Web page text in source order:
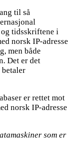
til så
og tidsskriftene i
norsk IP-adresse
men både
Det er det
er rettet mot
norsk IP-adresse
som er